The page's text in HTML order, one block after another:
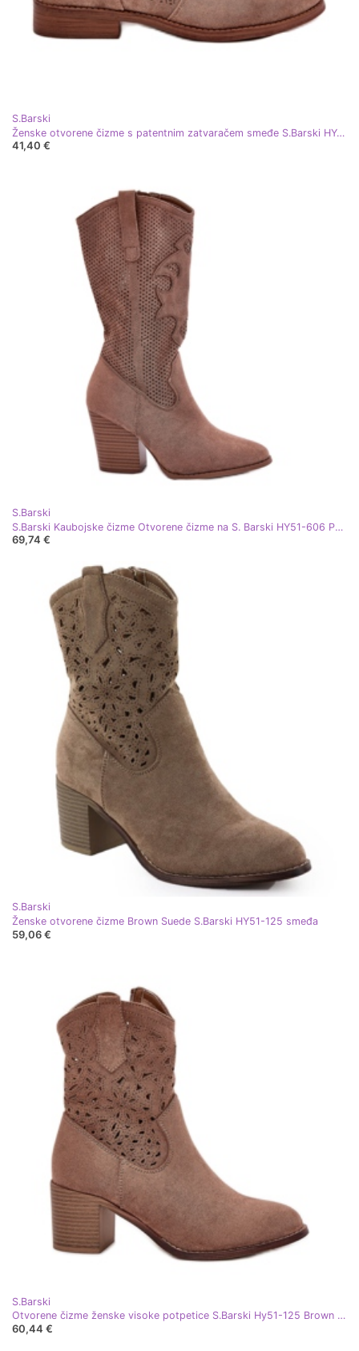
S.Barski
Ženske otvorene čizme s patentnim zatvaračem smeđe S.Barski HY42-081 smeđa
41,40 €
S.Barski
S.Barski Kaubojske čizme Otvorene čizme na S. Barski HY51-606 Post Brown smeđa
69,74 €
S.Barski
Ženske otvorene čizme Brown Suede S.Barski HY51-125 smeđa
59,06 €
S.Barski
Otvorene čizme ženske visoke potpetice S.Barski Hy51-125 Brown smeđa
60,44 €